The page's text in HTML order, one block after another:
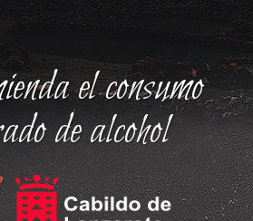
el consumo
de alcohol